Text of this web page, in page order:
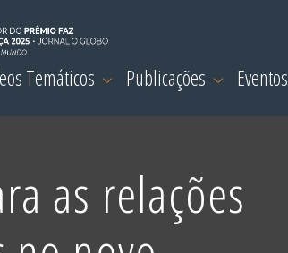
Temáticos Publicações Eventos
as relações